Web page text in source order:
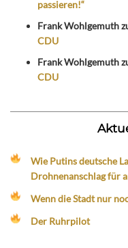
passieren!“
Frank Wohlgemuth
CDU
Frank Wohlgemuth
CDU
Wie Putins deutsche
Drohnenanschlag für
Wenn die Stadt nur
Der Ruhrpilot